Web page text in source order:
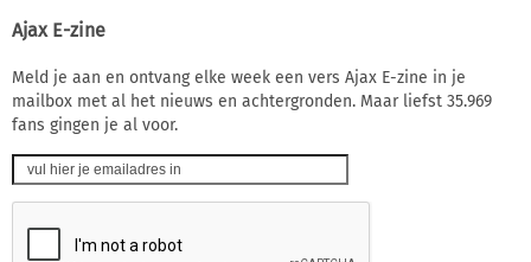
Ajax E-zine
Meld je aan en ontvang elke week een vers Ajax E-zine in je
mailbox met al het nieuws en achtergronden. Maar liefst 35.969
fans gingen je al voor.